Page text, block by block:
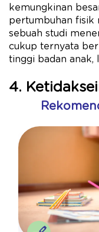
kemungkinan
pertumbuhan fisik
sebuah studi
cukup ternyata
tinggi badan anak,
4.